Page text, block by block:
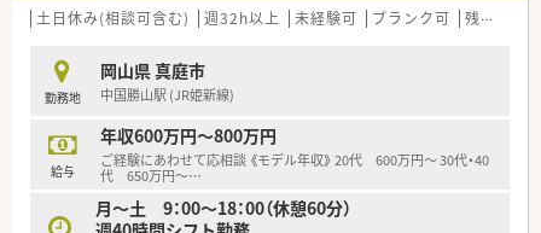
土日休み(相談可含む) 週32h以上 未経験可 ブランク可 残業なし(ほぼなし含む)
勤務地
岡山県 真庭市
中国勝山駅 (JR姫新線)
給与
年収600万円～800万円
ご経験にあわせて応相談 《モデル年収》 20代 600万円～ 30代・40
代 650万円～…
月～土 9：00～18：00（休憩60分）